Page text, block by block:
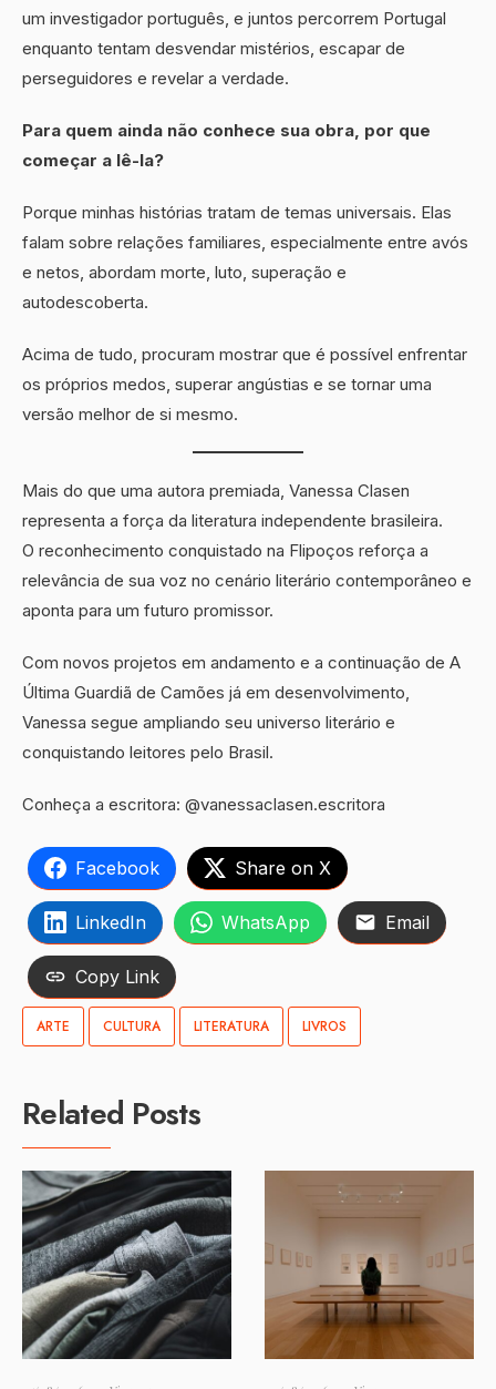
um investigador português, e juntos percorrem Portugal
enquanto tentam desvendar mistérios, escapar de
perseguidores e revelar a verdade.
Para quem ainda não conhece sua obra, por que
começar a lê-la?
Porque minhas histórias tratam de temas universais. Elas
falam sobre relações familiares, especialmente entre avós
e netos, abordam morte, luto, superação e
autodescoberta.
Acima de tudo, procuram mostrar que é possível enfrentar
os próprios medos, superar angústias e se tornar uma
versão melhor de si mesmo.
Mais do que uma autora premiada, Vanessa Clasen
representa a força da literatura independente brasileira.
O reconhecimento conquistado na Flipoços reforça a
relevância de sua voz no cenário literário contemporâneo e
aponta para um futuro promissor.
Com novos projetos em andamento e a continuação de A
Última Guardiã de Camões já em desenvolvimento,
Vanessa segue ampliando seu universo literário e
conquistando leitores pelo Brasil.
Conheça a escritora: @vanessaclasen.escritora
Facebook Share on X
LinkedIn WhatsApp Email
Copy Link
ARTE CULTURA LITERATURA LIVROS
Related Posts